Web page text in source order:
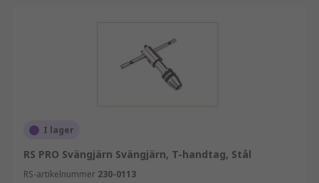
I lager
RS PRO Svängjärn Svängjärn, T-handtag, Stål
RS-artikelnummer 230-0113